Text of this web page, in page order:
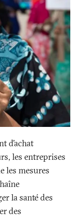
d’achat
les entreprises
les mesures
la santé des
des